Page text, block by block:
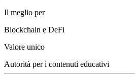
Il meglio per
Blockchain e DeFi
Valore unico
Autorità per i contenuti educativi